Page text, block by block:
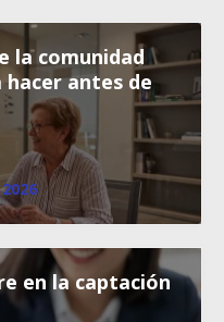
la comunidad
antes de
en la captación